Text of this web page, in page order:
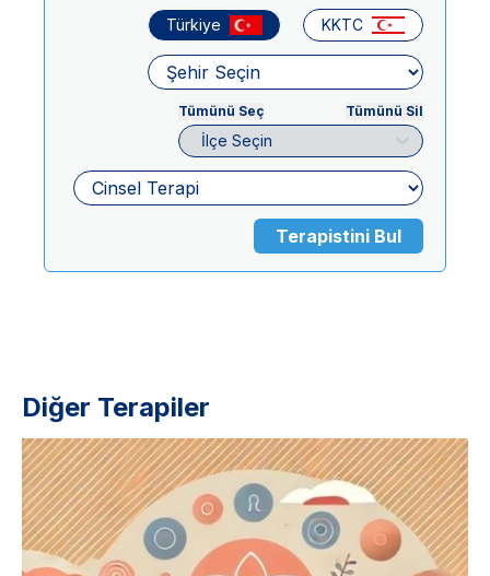
Türkiye KKTC
Tümünü Seç Tümünü Sil
İlçe Seçin
Terapistini Bul
Diğer Terapiler